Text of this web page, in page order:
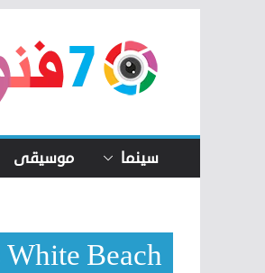
content
سينما موسيقى
Beach